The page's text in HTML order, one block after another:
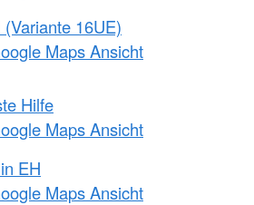
16UE)
Maps Ansicht
Hilfe
Maps Ansicht
EH
Maps Ansicht